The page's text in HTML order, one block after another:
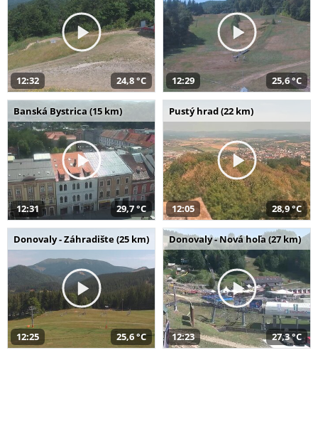
12:32 24,8 °C 12:29 25,6 °C
Banská Bystrica (15 km)
12:31 29,7 °C
Pustý hrad (22 km)
12:05 28,9 °C
Donovaly - Záhradište (25 km)
12:25 25,6 °C
Donovaly - Nová hoľa (27 km)
12:23 27,3 °C